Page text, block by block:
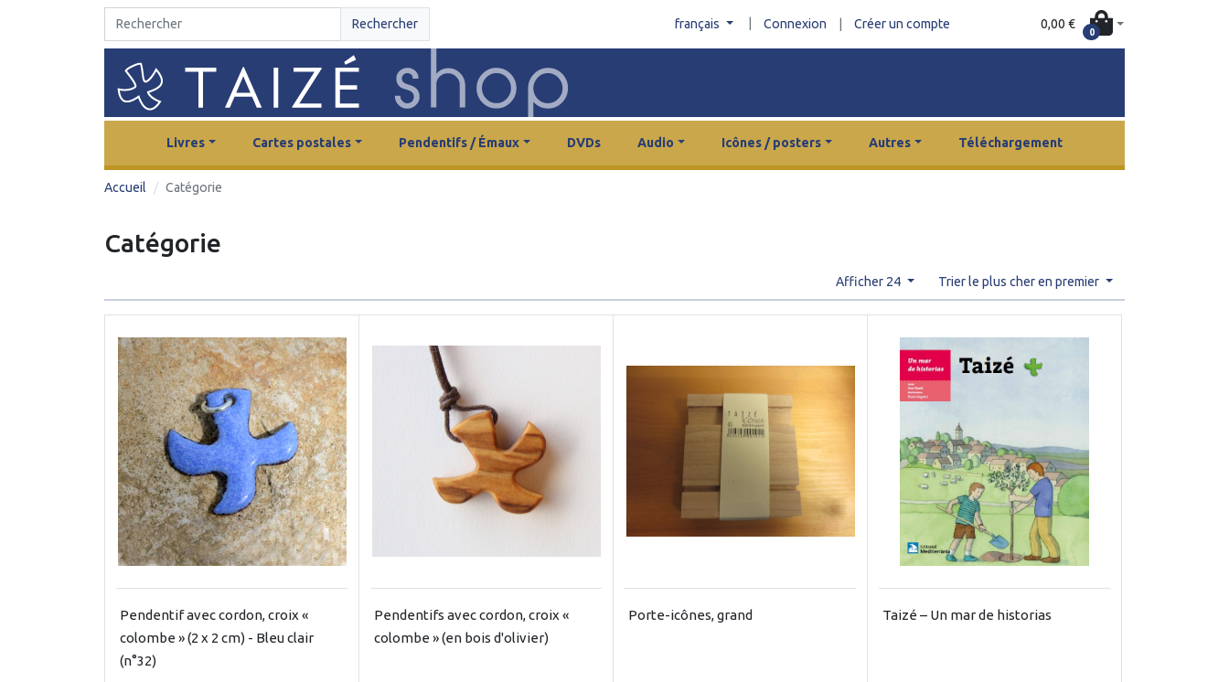
Rechercher français Connexion Créer un compte 0,00 €
0
Livres Cartes postales Pendentifs / Émaux DVDs Audio Icônes / posters Autres Téléchargement
Accueil Catégorie
Catégorie
Afficher 24 Trier le plus cher en premier
Pendentif avec cordon, croix «
colombe » (2 x 2 cm) - Bleu clair
(n°32)
Pendentifs avec cordon, croix «
colombe » (en bois d'olivier)
Porte-icônes, grand Taizé – Un mar de historias